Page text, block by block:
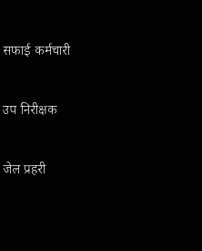
सफाई कर्मचारी
उप निरीक्षक
जेल प्रहरी